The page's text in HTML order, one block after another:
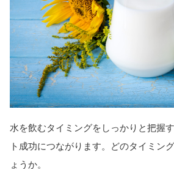
水を飲むタイミングをしっかりと把握
ト成功につながります。どのタイミン
ょうか。